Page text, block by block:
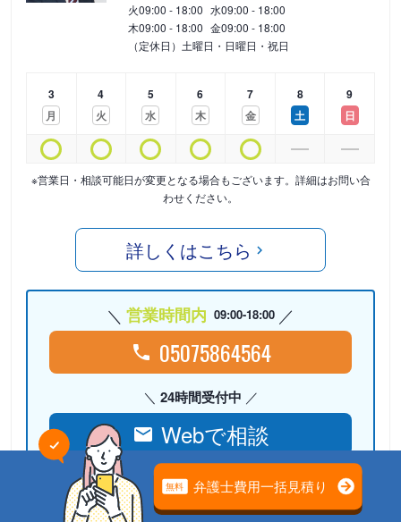
火09:00 - 18:00 水09:00 - 18:00
木09:00 - 18:00 金09:00 - 18:00
（定休日）土曜日・日曜日・祝日
3
月
4
火
5
水
6
木
7
金
8
土
9
日
※営業日・相談可能日が変更となる場合もございます。詳細はお問い合
わせください。
詳しくはこちら
営業時間内 09:00-18:00
05075864564
24時間受付中
Webで相談
検討リストに追加